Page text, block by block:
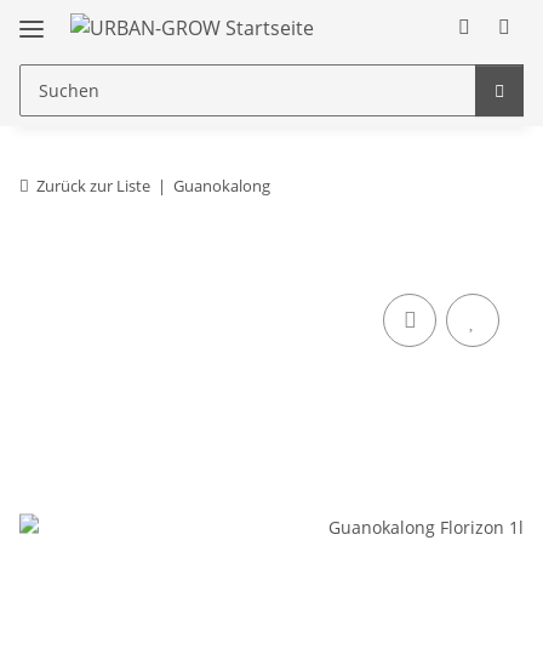
Zurück zur Liste Guanokalong